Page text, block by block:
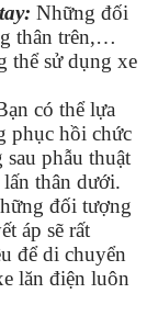
Những đối
thân trên,…
thể sử dụng xe
có thể lựa
phục hồi chức
phẫu thuật
thân dưới.
đối tượng
áp sẽ rất
để di chuyển
lăn điện luôn